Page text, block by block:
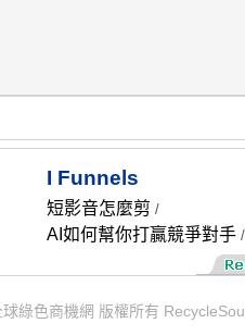
I Funnels
短影音怎麼剪 /
AI如何幫你打贏競爭對手 /
綠色商機網 版權所有